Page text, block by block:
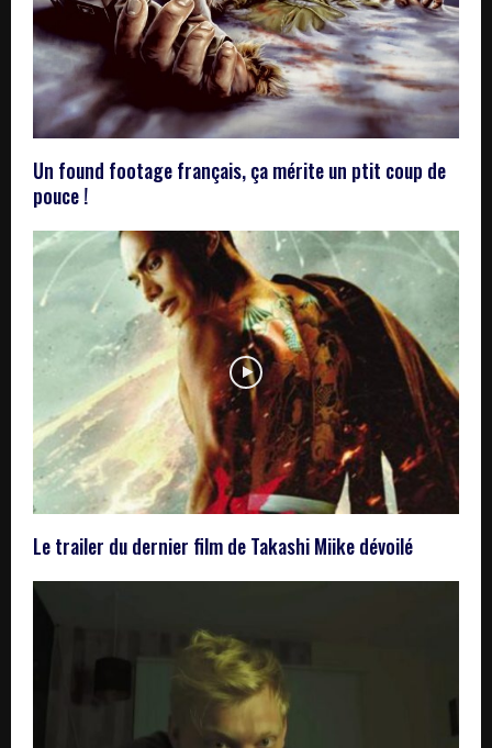
Un found footage français, ça mérite un ptit coup de
pouce !
Le trailer du dernier film de Takashi Miike dévoilé